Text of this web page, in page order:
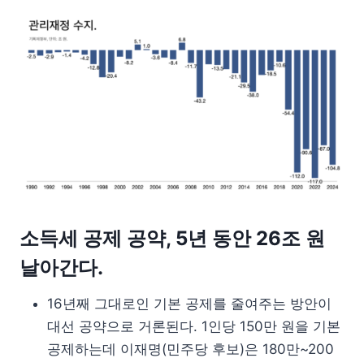
소득세 공제 공약, 5년 동안 26조 원
날아간다.
16년째 그대로인 기본 공제를 줄여주는 방안이
대선 공약으로 거론된다. 1인당 150만 원을 기본
공제하는데 이재명(민주당 후보)은 180만~200